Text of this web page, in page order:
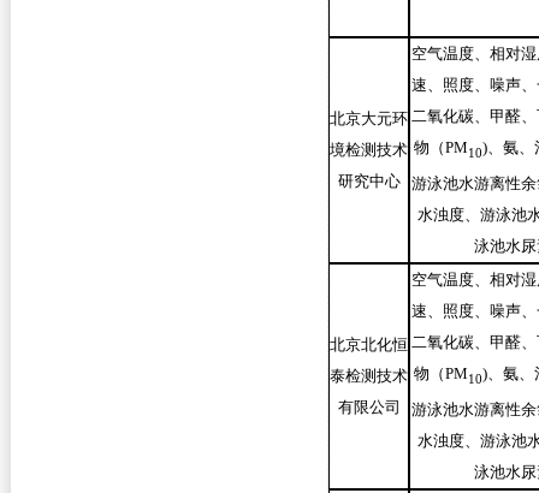
北京大元环
境检测技术
研究中心
空气温度、相对
速、照度、噪声
二氧化碳、甲醛
物（PM10)、氨、
游泳池水游离性
水浊度、游泳池
泳池水尿
北京北化恒
泰检测技术
有限公司
空气温度、相对
速、照度、噪声
二氧化碳、甲醛
物（PM10)、氨、
游泳池水游离性
水浊度、游泳池
泳池水尿